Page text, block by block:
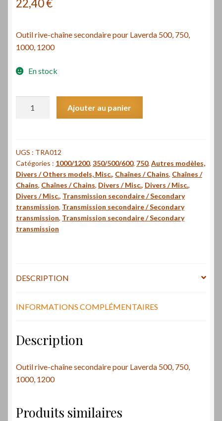
22,40€
Outil rive-chaîne secondaire pour Laverda 500, 750,
1000, 1200
En stock
secondaire
Laverda
500,
750,
1000,
1200
Ajouter au panier
UGS : TRA012
Catégories : 1000/1200, 350/500/600, 750, Autres modèles,
Divers / Others models, Misc., Chaînes / Chains, Chaînes /
Chains, Chaînes / Chains, Divers / Misc., Divers / Misc.,
Divers / Misc., Transmission secondaire / Secondary
transmission, Transmission secondaire / Secondary
transmission, Transmission secondaire / Secondary
transmission
DESCRIPTION
INFORMATIONS COMPLÉMENTAIRES
Description
Outil rive-chaîne secondaire pour Laverda 500, 750,
1000, 1200
Produits similaires